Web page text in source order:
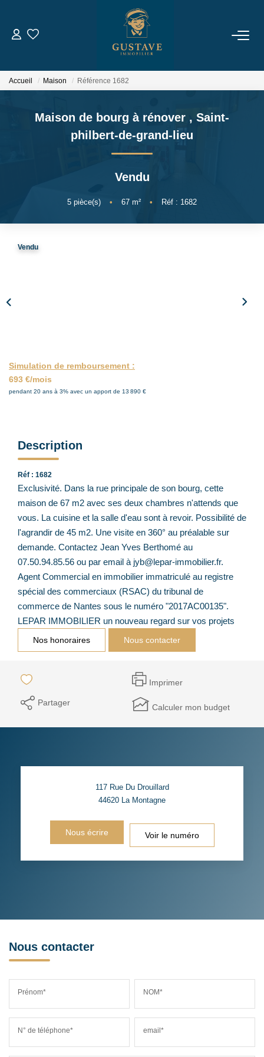
ACHETER
ESTIMER
Accueil Maison Référence 1682
Maison de bourg à rénover , Saint-
philbert-de-grand-lieu
Vendu
5 pièce(s) • 67 m² • Réf : 1682
Vendu
Simulation de remboursement :
693 €/mois
pendant 20 ans à 3% avec un apport de 13 890 €
Description
Réf : 1682
Exclusivité. Dans la rue principale de son bourg, cette
maison de 67 m2 avec ses deux chambres n'attends que
vous. La cuisine et la salle d'eau sont à revoir. Possibilité de
l'agrandir de 45 m2. Une visite en 360° au préalable sur
demande. Contactez Jean Yves Berthomé au
07.50.94.85.56 ou par email à jyb@lepar-immobilier.fr.
Agent Commercial en immobilier immatriculé au registre
spécial des commerciaux (RSAC) du tribunal de
commerce de Nantes sous le numéro "2017AC00135".
LEPAR IMMOBILIER un nouveau regard sur vos projets
Nos honoraires Nous contacter
Imprimer
Partager Calculer mon budget
117 Rue Du Drouillard
44620 La Montagne
Nous écrire Voir le numéro
Nous contacter
Prénom* NOM*
N° de téléphone* email*